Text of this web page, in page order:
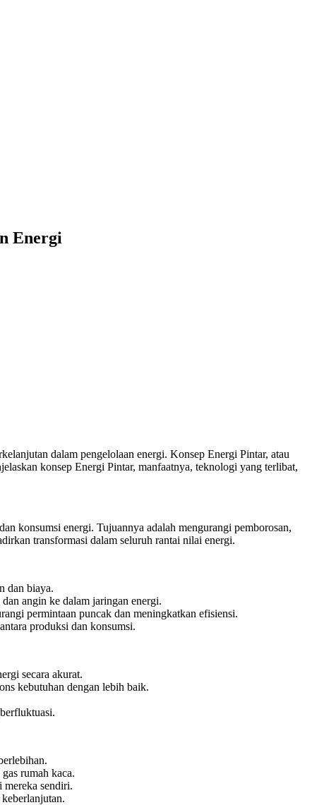
Energi
dalam pengelolaan energi. Konsep Energi Pintar, atau
konsep Energi Pintar, manfaatnya, teknologi yang terlibat,
konsumsi energi. Tujuannya adalah mengurangi pemborosan,
transformasi dalam seluruh rantai nilai energi.
dan biaya.
angin ke dalam jaringan energi.
permintaan puncak dan meningkatkan efisiensi.
produksi dan konsumsi.
secara akurat.
kebutuhan dengan lebih baik.
rumah kaca.
mereka sendiri.